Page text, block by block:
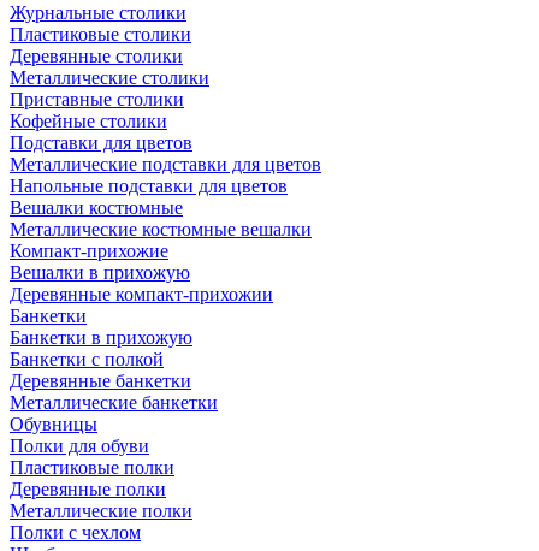
Журнальные столики
Пластиковые столики
Деревянные столики
Металлические столики
Приставные столики
Кофейные столики
Подставки для цветов
Металлические подставки для цветов
Напольные подставки для цветов
Вешалки костюмные
Металлические костюмные вешалки
Компакт-прихожие
Вешалки в прихожую
Деревянные компакт-прихожии
Банкетки
Банкетки в прихожую
Банкетки с полкой
Деревянные банкетки
Металлические банкетки
Обувницы
Полки для обуви
Пластиковые полки
Деревянные полки
Металлические полки
Полки с чехлом